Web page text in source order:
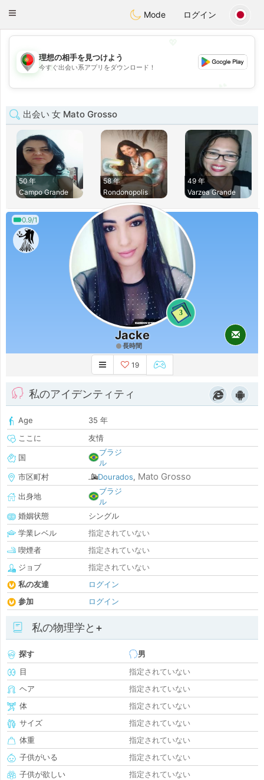
namoroPortugues
Toggle
Mode ログイン
💖
💕
理想の相手を見つけよう
今すぐ出会い系アプリをダウンロード！
出会い 女 Mato Grosso
50 年
Campo Grande
58 年
Rondonopolis
49 年
Varzea Grande
0.9/1
3
Jacke
長時間
19
私のアイデンティティ
Age
35 年
ここに
友情
国
ブラジ
ル
市区町村
Dourados, Mato Grosso
出身地
ブラジ
ル
婚姻状態
シングル
学業レベル
指定されていない
喫煙者
指定されていない
ジョブ
指定されていない
私の友達
ログイン
参加
ログイン
私の物理学と+
探す
男
目
指定されていない
ヘア
指定されていない
体
指定されていない
サイズ
指定されていない
体重
指定されていない
子供がいる
指定されていない
子供が欲しい
指定されていない